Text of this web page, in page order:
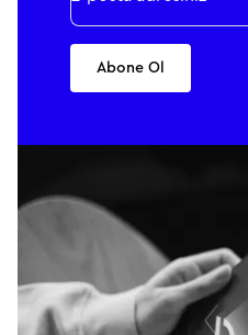
Abone Ol